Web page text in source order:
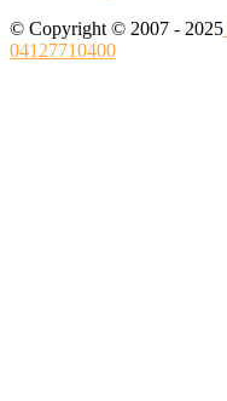
© Copyright © 2007 - 2025
04127710400